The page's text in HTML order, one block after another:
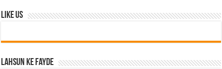
Like Us
Lahsun ke fayde